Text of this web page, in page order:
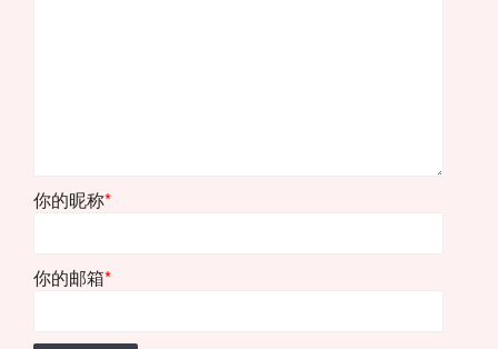
你的昵称*
你的邮箱*